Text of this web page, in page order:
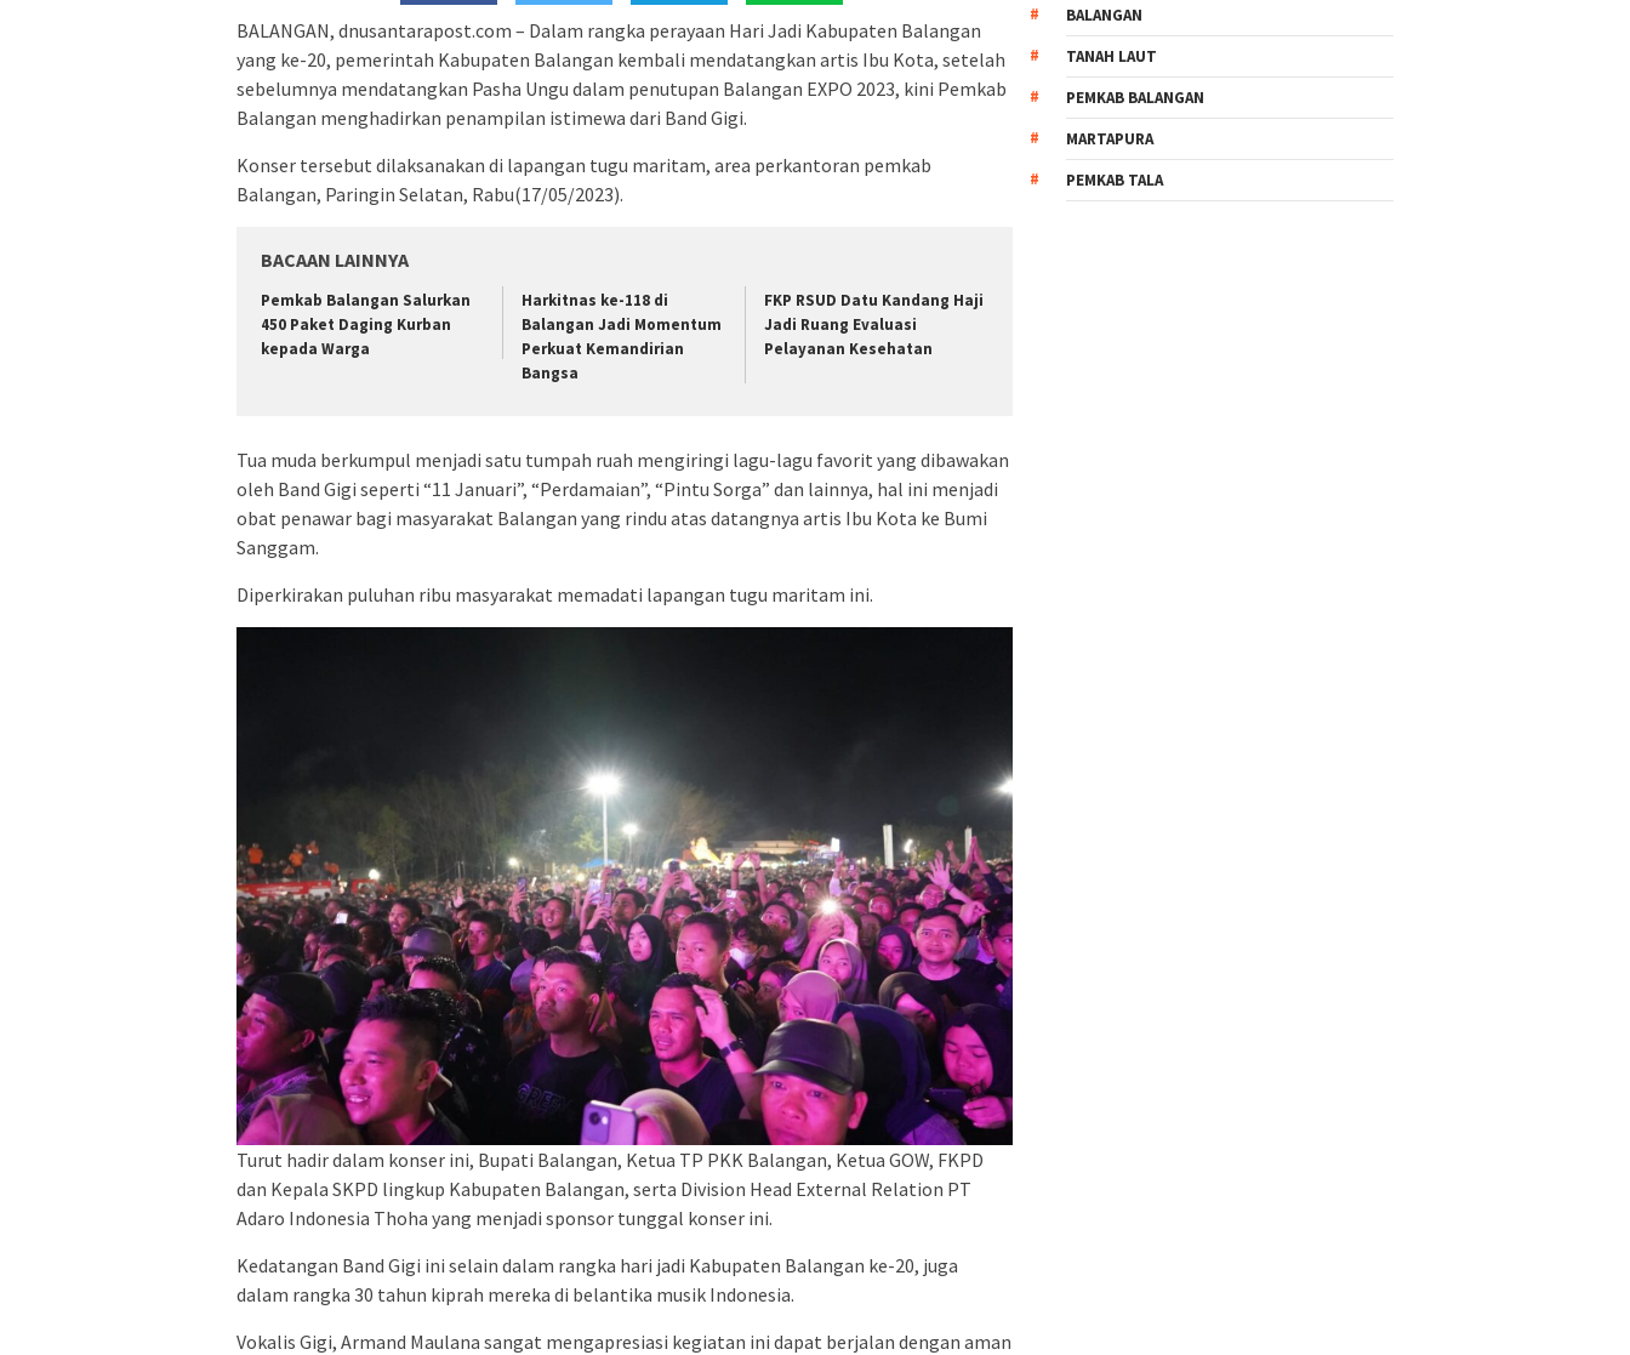
BALANGAN, dnusantarapost.com – Dalam rangka perayaan Hari Jadi Kabupaten Balangan
yang ke-20, pemerintah Kabupaten Balangan kembali mendatangkan artis Ibu Kota, setelah
sebelumnya mendatangkan Pasha Ungu dalam penutupan Balangan EXPO 2023, kini Pemkab
Balangan menghadirkan penampilan istimewa dari Band Gigi.
Konser tersebut dilaksanakan di lapangan tugu maritam, area perkantoran pemkab
Balangan, Paringin Selatan, Rabu(17/05/2023).
BACAAN LAINNYA
Pemkab Balangan Salurkan
450 Paket Daging Kurban
kepada Warga
Harkitnas ke-118 di
Balangan Jadi Momentum
Perkuat Kemandirian
Bangsa
FKP RSUD Datu Kandang Haji
Jadi Ruang Evaluasi
Pelayanan Kesehatan
Tua muda berkumpul menjadi satu tumpah ruah mengiringi lagu-lagu favorit yang dibawakan
oleh Band Gigi seperti “11 Januari”, “Perdamaian”, “Pintu Sorga” dan lainnya, hal ini menjadi
obat penawar bagi masyarakat Balangan yang rindu atas datangnya artis Ibu Kota ke Bumi
Sanggam.
Diperkirakan puluhan ribu masyarakat memadati lapangan tugu maritam ini.
Turut hadir dalam konser ini, Bupati Balangan, Ketua TP PKK Balangan, Ketua GOW, FKPD
dan Kepala SKPD lingkup Kabupaten Balangan, serta Division Head External Relation PT
Adaro Indonesia Thoha yang menjadi sponsor tunggal konser ini.
Kedatangan Band Gigi ini selain dalam rangka hari jadi Kabupaten Balangan ke-20, juga
dalam rangka 30 tahun kiprah mereka di belantika musik Indonesia.
Vokalis Gigi, Armand Maulana sangat mengapresiasi kegiatan ini dapat berjalan dengan aman
BALANGAN
TANAH LAUT
PEMKAB BALANGAN
MARTAPURA
PEMKAB TALA